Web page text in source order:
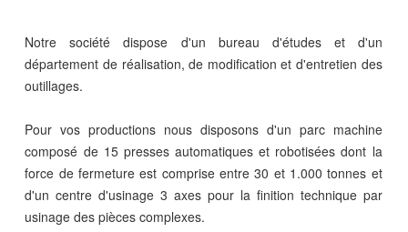
Notre société dispose d'un bureau d'études et d'un
département de réalisation, de modification et d'entretien des
outillages.
Pour vos productions nous disposons d'un parc machine
composé de 15 presses automatiques et robotisées dont la
force de fermeture est comprise entre 30 et 1.000 tonnes et
d'un centre d'usinage 3 axes pour la finition technique par
usinage des pièces complexes.